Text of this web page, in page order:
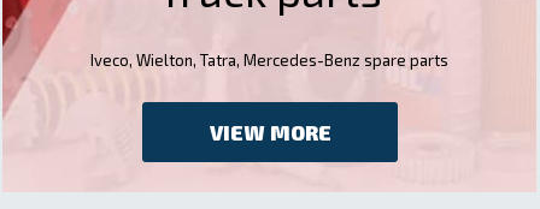
Iveco, Wielton, Tatra, Mercedes-Benz spare parts
VIEW MORE